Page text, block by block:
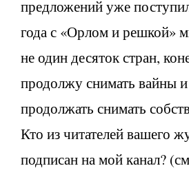
предложений уже
года с «Орлом и решкой»
не один десяток стран,
продолжу снимать вайны
продолжать снимать
Кто из читателей вашего
подписан на мой канал?